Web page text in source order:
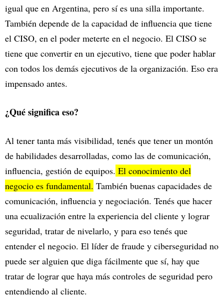
igual que en Argentina, pero sí es una silla importante.
También depende de la capacidad de influencia que tiene
el CISO, en el poder meterte en el negocio. El CISO se
tiene que convertir en un ejecutivo, tiene que poder hablar
con todos los demás ejecutivos de la organización. Eso era
impensado antes.
¿Qué significa eso?
Al tener tanta más visibilidad, tenés que tener un montón
de habilidades desarrolladas, como las de comunicación,
influencia, gestión de equipos. El conocimiento del
negocio es fundamental. También buenas capacidades de
comunicación, influencia y negociación. Tenés que hacer
una ecualización entre la experiencia del cliente y lograr
seguridad, tratar de nivelarlo, y para eso tenés que
entender el negocio. El líder de fraude y ciberseguridad no
puede ser alguien que diga fácilmente que sí, hay que
tratar de lograr que haya más controles de seguridad pero
entendiendo al cliente.